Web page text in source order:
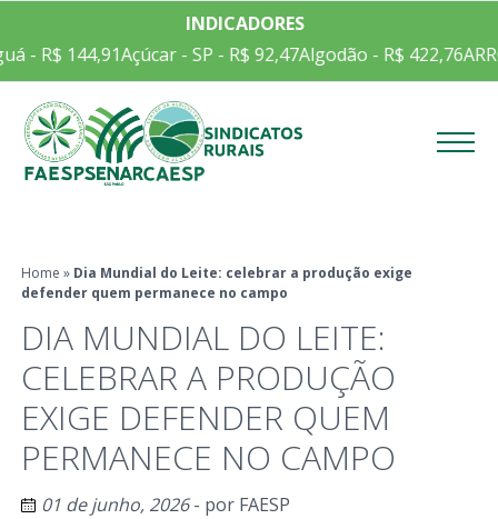
INDICADORES
- R$ 144,91Açúcar - SP - R$ 92,47Algodão - R$ 422,76
Home » Dia Mundial do Leite: celebrar a produção exige
defender quem permanece no campo
DIA MUNDIAL DO LEITE:
CELEBRAR A PRODUÇÃO
EXIGE DEFENDER QUEM
PERMANECE NO CAMPO
01 de junho, 2026- por FAESP